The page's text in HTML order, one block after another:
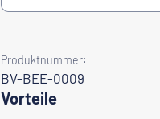
Produktnummer:
BV-BEE-0009
Vorteile